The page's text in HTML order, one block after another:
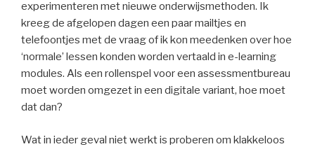
experimenteren met nieuwe onderwijsmethoden. Ik
kreeg de afgelopen dagen een paar mailtjes en
telefoontjes met de vraag of ik kon meedenken over hoe
‘normale’ lessen konden worden vertaald in e-learning
modules. Als een rollenspel voor een assessmentbureau
moet worden omgezet in een digitale variant, hoe moet
dat dan?
Wat in ieder geval niet werkt is proberen om klakkeloos